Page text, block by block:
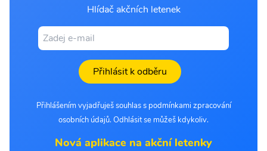
Hlídač akčních letenek
Přihlásit k odběru
Přihlášením vyjadřuješ souhlas s podmínkami zpracování
osobních údajů. Odhlásit se můžeš kdykoliv.
Nová aplikace na akční letenky